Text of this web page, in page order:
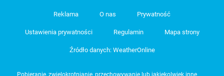
Reklama O nas Prywatność
Ustawienia prywatności Regulamin Mapa strony
Źródło danych: WeatherOnline
Pobieranie, zwielokrotnianie, przechowywanie lub jakiekolwiek inne